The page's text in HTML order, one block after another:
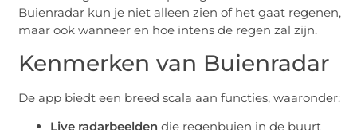
Buienradar kun je niet alleen zien of het gaat regenen,
maar ook wanneer en hoe intens de regen zal zijn.
Kenmerken van Buienradar
De app biedt een breed scala aan functies, waaronder:
Live radarbeelden die regenbuien in de buurt